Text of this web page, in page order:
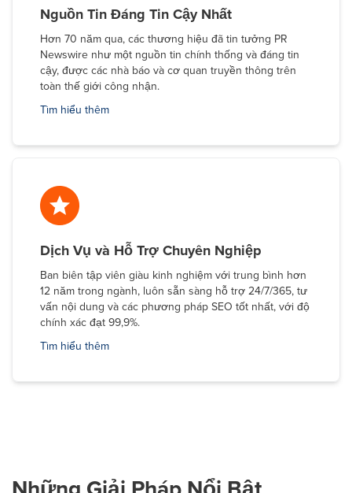
Nguồn Tin Đáng Tin Cậy Nhất
Hơn 70 năm qua, các thương hiệu đã tin tưởng PR
Newswire như một nguồn tin chính thống và đáng tin
cậy, được các nhà báo và cơ quan truyền thông trên
toàn thế giới công nhận.
Tìm hiểu thêm
Dịch Vụ và Hỗ Trợ Chuyên Nghiệp
Ban biên tập viên giàu kinh nghiệm với trung bình hơn
12 năm trong ngành, luôn sẵn sàng hỗ trợ 24/7/365, tư
vấn nội dung và các phương pháp SEO tốt nhất, với độ
chính xác đạt 99,9%.
Tìm hiểu thêm